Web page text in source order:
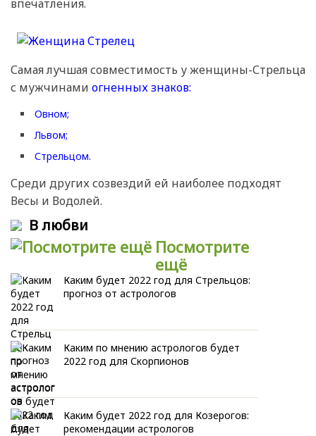
впечатления.
Самая лучшая совместимость у женщины-Стрельца
с мужчинами огненных знаков:
Овном;
Львом;
Стрельцом.
Среди других созвездий ей наиболее подходят
Весы и Водолей.
В любви
Посмотрите
ещё
Каким будет 2022 год для Стрельцов:
прогноз от астрологов
Каким по мнению астрологов будет
2022 год для Скорпионов
Каким будет 2022 год для Козерогов:
рекомендации астрологов